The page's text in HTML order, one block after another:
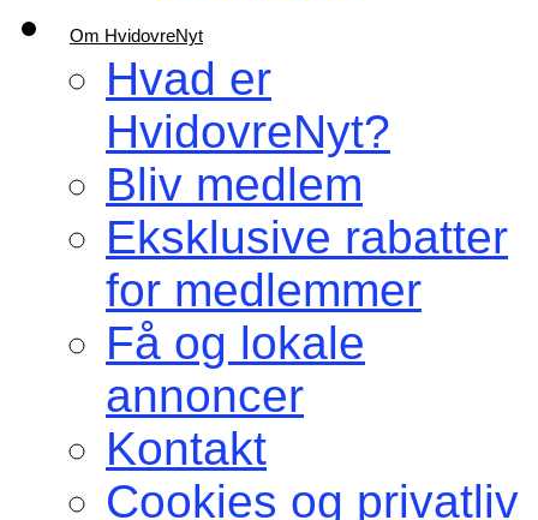
Om HvidovreNyt
Hvad er
HvidovreNyt?
Bliv medlem
Eksklusive rabatter
for medlemmer
Få og lokale
annoncer
Kontakt
Cookies og privatliv